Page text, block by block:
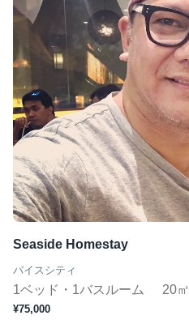
面積
〜
こだわり条件
駐車場有
エアコンつき
プールつき
ジムあり
Wifi完備
コンシェルジュ
短期（１ヶ月〜）
Seaside Homestay
バイスシティ
1ベッド・1バスルーム 20㎡
¥75,000